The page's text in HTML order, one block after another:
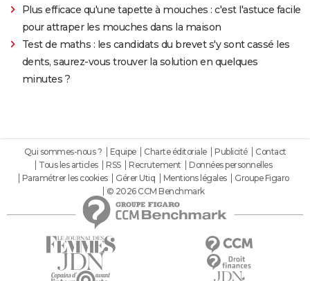
Plus efficace qu'une tapette à mouches : c'est l'astuce facile
pour attraper les mouches dans la maison
Test de maths : les candidats du brevet s'y sont cassé les
dents, saurez-vous trouver la solution en quelques
minutes ?
Qui sommes-nous ? Equipe Charte éditoriale Publicité
Contact
Tous les articles
RSS Recrutement
Données personnelles
Paramétrer les cookies
Gérer Utiq Mentions légales
Groupe Figaro
© 2026 CCM Benchmark